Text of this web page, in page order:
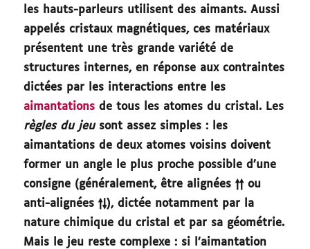
les hauts-parleurs utilisent des aimants. Aussi
appelés cristaux magnétiques, ces matériaux
présentent une très grande variété de
structures internes, en réponse aux contraintes
dictées par les interactions entre les
aimantations de tous les atomes du cristal. Les
règles du jeusont assez simples : les
aimantations de deux atomes voisins doivent
former un angle le plus proche possible d’une
consigne (généralement, être alignées ↑↑ ou
anti-alignées ↑↓), dictée notamment par la
nature chimique du cristal et par sa géométrie.
Mais le jeu reste complexe : si l’aimantation